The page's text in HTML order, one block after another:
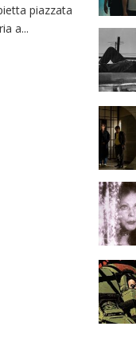
piazzata
a...